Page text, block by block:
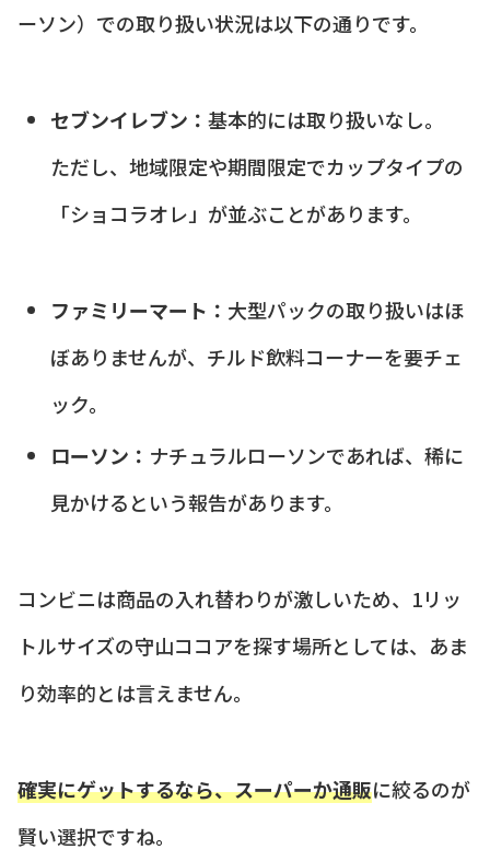
ーソン）での取り扱い状況は以下の通りです。
セブンイレブン： 基本的には取り扱いなし。
ただし、地域限定や期間限定でカップタイプの
「ショコラオレ」が並ぶことがあります。
ファミリーマート： 大型パックの取り扱いはほ
ぼありませんが、チルド飲料コーナーを要チェ
ック。
ローソン： ナチュラルローソンであれば、稀に
見かけるという報告があります。
コンビニは商品の入れ替わりが激しいため、1リッ
トルサイズの守山ココアを探す場所としては、あま
り効率的とは言えません。
確実にゲットするなら、スーパーか通販に絞るのが
賢い選択ですね。